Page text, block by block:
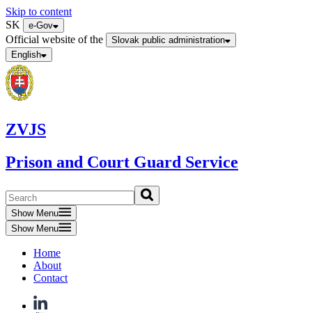
Skip to content
SK
e-Gov
Official website of the
Slovak public administration
English
ZVJS
Prison and Court Guard Service
Show Menu
Show Menu
Home
About
Contact